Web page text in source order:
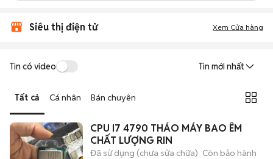
Siêu thị điện tử Xem Cửa hàng
Tin có video Tin mới nhất
Tất cả Cá nhân Bán chuyên
CPU I7 4790 THÁO MÁY BAO ÊM
CHẤT LƯỢNG RIN
Đã sử dụng (chưa sửa chữa) Còn bảo hành